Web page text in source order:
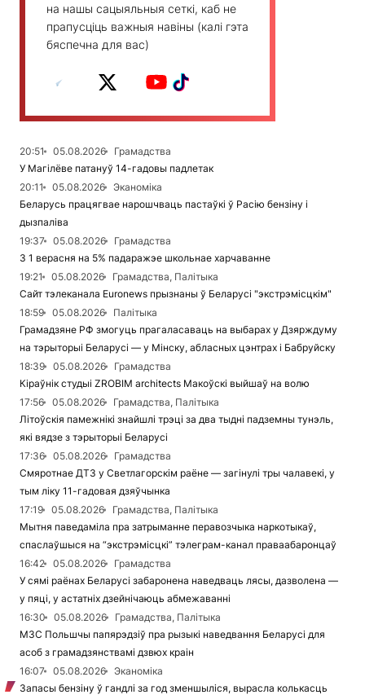
на нашы сацыяльныя сеткі, каб не
прапусціць важныя навіны (калі гэта
бяспечна для вас)
20:51 05.08.2026
Грамадства
У Магілёве патануў 14-гадовы падлетак
20:11
05.08.2026
Эканоміка
Беларусь працягвае нарошчваць пастаўкі ў Расію бензіну і
дызпаліва
19:37
05.08.2026
Грамадства
З 1 верасня на 5% падаражэе школьнае харчаванне
19:21
05.08.2026
Грамадства, Палітыка
Сайт тэлеканала Euronews прызнаны ў Беларусі "экстрэмісцкім"
18:59
05.08.2026
Палітыка
Грамадзяне РФ змогуць прагаласаваць на выбарах у Дзярждуму
на тэрыторыі Беларусі — у Мінску, абласных цэнтрах і Бабруйску
18:39
05.08.2026
Грамадства
Кіраўнік студыі ZROBIM architects Макоўскі выйшаў на волю
17:56
05.08.2026
Грамадства, Палітыка
Літоўскія памежнікі знайшлі трэці за два тыдні падземны тунэль,
які вядзе з тэрыторыі Беларусі
17:36
05.08.2026
Грамадства
Смяротнае ДТЗ у Светлагорскім раёне — загінулі тры чалавекі, у
тым ліку 11-гадовая дзяўчынка
17:19
05.08.2026
Грамадства, Палітыка
Мытня паведаміла пра затрыманне перавозчыка наркотыкаў,
спаслаўшыся на “экстрэмісцкі” тэлеграм-канал праваабаронцаў
16:42
05.08.2026
Грамадства
У сямі раёнах Беларусі забаронена наведваць лясы, дазволена —
у пяці, у астатніх дзейнічаюць абмежаванні
16:30
05.08.2026
Грамадства, Палітыка
МЗС Польшчы папярэдзіў пра рызыкі наведвання Беларусі для
асоб з грамадзянствамі дзвюх краін
16:07
05.08.2026
Эканоміка
Запасы бензіну ў гандлі за год зменшыліся, вырасла колькасць